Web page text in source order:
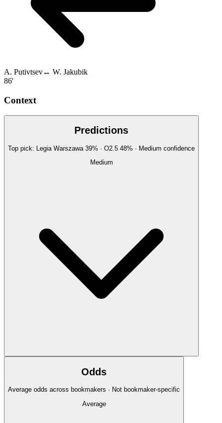
A. Putivtsev↔ W. Jakubik
86'
Context
Predictions
Top pick: Legia Warszawa 39% · O2.5 48% · Medium confidence
Medium
Odds
Average odds across bookmakers · Not bookmaker-specific
Average